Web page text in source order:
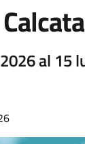
al 15